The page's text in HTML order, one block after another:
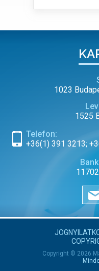
1023
1525
Telefon:
+36(1) 391 3213;
Copyright © 2026